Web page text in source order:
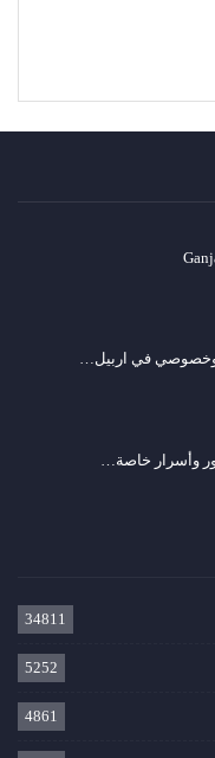
وخصوصي في اربيل…
وأسرار خاصة…
34811
5252
4861